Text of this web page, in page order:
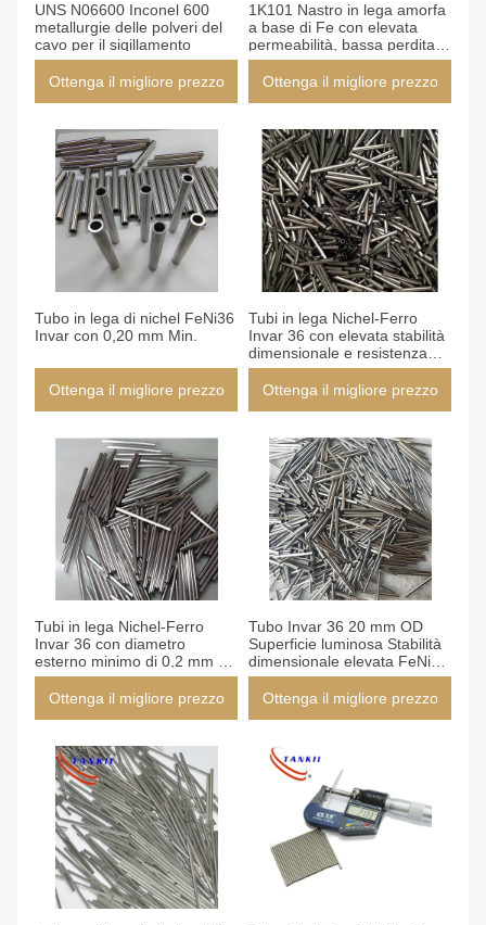
UNS N06600 Inconel 600
metallurgie delle polveri del
cavo per il sigillamento
Ottenga il migliore prezzo
1K101 Nastro in lega amorfa
a base di Fe con elevata
permeabilità, bassa perdita di
nucleo e elevata densità di
flusso di saturazione per
Ottenga il migliore prezzo
Tubo in lega di nichel FeNi36
Invar con 0,20 mm Min.
Ottenga il migliore prezzo
Tubi in lega Nichel-Ferro
Invar 36 con elevata stabilità
dimensionale e resistenza
alla corrosione per strumenti
di precisione
Ottenga il migliore prezzo
Tubi in lega Nichel-Ferro
Invar 36 con diametro
esterno minimo di 0,2 mm e
superficie lucida per elevata
stabilità dimensionale negli
Ottenga il migliore prezzo
Tubo Invar 36 20 mm OD
Superficie luminosa Stabilità
dimensionale elevata FeNi36
Tubo di precisione in lega
Ottenga il migliore prezzo